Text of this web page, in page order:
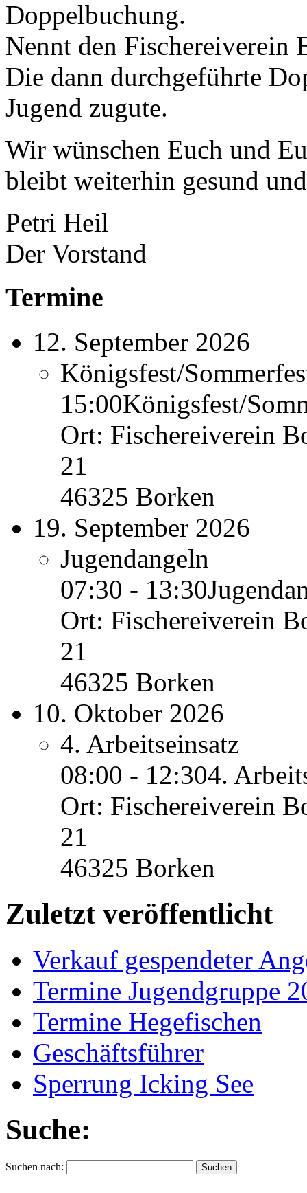
Doppelbuchung.
Nennt den Fischereiverein
Die dann durchgeführte
Jugend zugute.
Wir wünschen Euch und
bleibt weiterhin gesund
Petri Heil
Der Vorstand
Termine
12. September 2026
Königsfest/
15:00Königsfest/
Ort: Fischereiverein
21
46325 Borken
19. September 2026
Jugendangeln
07:30 - 13:30
Ort: Fischereiverein
21
46325 Borken
10. Oktober 2026
4. Arbeitseinsatz
08:00 - 12:304.
Ort: Fischereiverein
21
46325 Borken
Zuletzt veröffentlicht
Verkauf gespendeter
Termine Jugendgruppe
Termine Hegefischen
Geschäftsführer
Sperrung Icking See
Suche:
Suchen nach: